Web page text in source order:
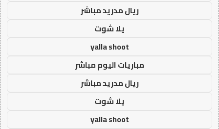
ريال مدريد مباشر
يلا شوت
yalla shoot
مباريات اليوم مباشر
ريال مدريد مباشر
يلا شوت
yalla shoot